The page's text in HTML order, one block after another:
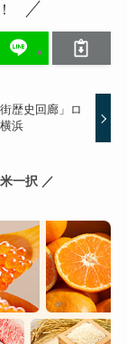
歴史回廊」ロ
浜
一択 ／